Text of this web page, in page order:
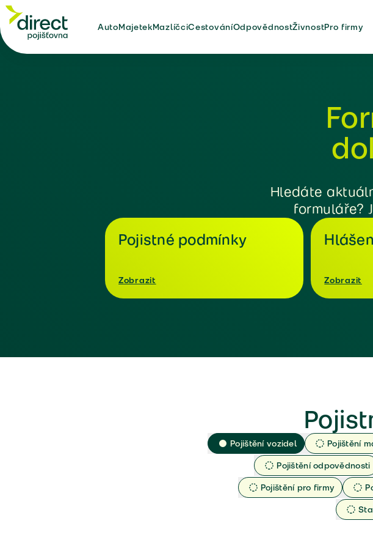
AutoMajetekMazlíčciCestováníOdpovědnostŽivnostPro firmy
Hledáte
formuláře?
Pojistné podmínky
Zobrazit Zobrazit
Pojištění vozidel Pojištění
Pojištění odpovědnosti
Pojištění pro firmy